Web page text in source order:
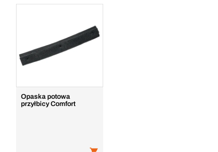
Opaska potowa
przyłbicy Comfort